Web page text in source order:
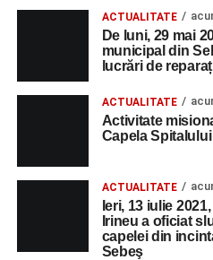
ACTUALITATE
De luni, 29 mai
municipal din
lucrări de
ACTUALITATE
Activitate
Capela
ACTUALITATE
Ieri, 13 iulie
Irineu a oficiat
capelei din
Sebeş